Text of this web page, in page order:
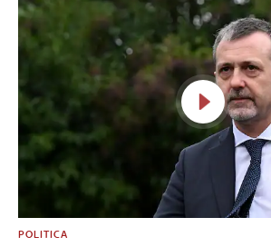
POLITICA